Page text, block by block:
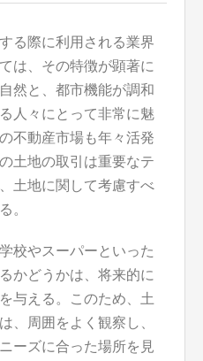
る際に利用される業界
は、その特徴が顕著に
然と、都市機能が調和
人々にとって非常に魅
不動産市場も年々活発
土地の取引は重要なテ
土地に関して考慮すべ
。
校やスーパーといった
かどうかは、将来的に
与える。このため、土
、周囲をよく観察し、
ーズに合った場所を見